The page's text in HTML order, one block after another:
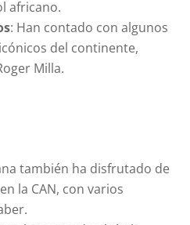
africano.
: Han contado con algunos
del continente,
Milla.
también ha disfrutado de
la CAN, con varios